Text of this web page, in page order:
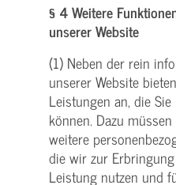
§ 4 Weitere
unserer Website
(1) Neben der rein
unserer Website
Leistungen an, die
können. Dazu
weitere
die wir zur
Leistung nutzen und